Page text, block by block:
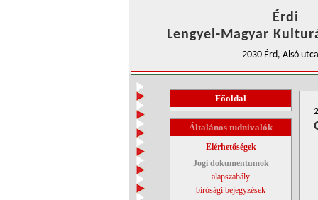
Érdi
Lengyel-Magyar
2030 Érd, Alsó
Főoldal
Általános tudnivalók
Elérhetőségek
Jogi dokumentumok
alapszabály
bírósági bejegyzések